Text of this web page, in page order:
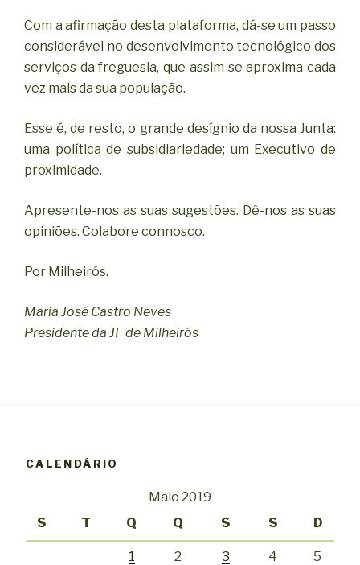
Com a afirmação desta plataforma, dá-se um passo
considerável no desenvolvimento tecnológico dos
serviços da freguesia, que assim se aproxima cada
vez mais da sua população.
Esse é, de resto, o grande desígnio da nossa Junta:
uma política de subsidiariedade; um Executivo de
proximidade.
Apresente-nos as suas sugestões. Dê-nos as suas
opiniões. Colabore connosco.
Por Milheirós.
Maria José Castro Neves
Presidente da JF de Milheirós
CALENDÁRIO
Maio 2019
S
T Q Q S S D
1 2 3 4 5